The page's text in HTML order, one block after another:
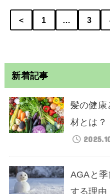
＜ 1 … 3
新着記事
髪の健康
材とは？
AGAと
する理由